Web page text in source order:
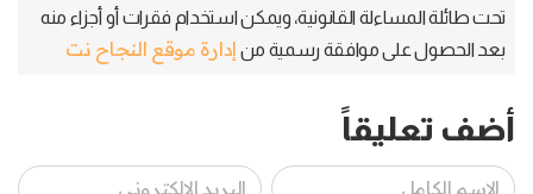
تحت طائلة المساءلة القانونية، ويمكن استخدام فقرات أو أجزاء منه
بعد الحصول على موافقة رسمية من إدارة موقع النجاح نت
أضف تعليقاً